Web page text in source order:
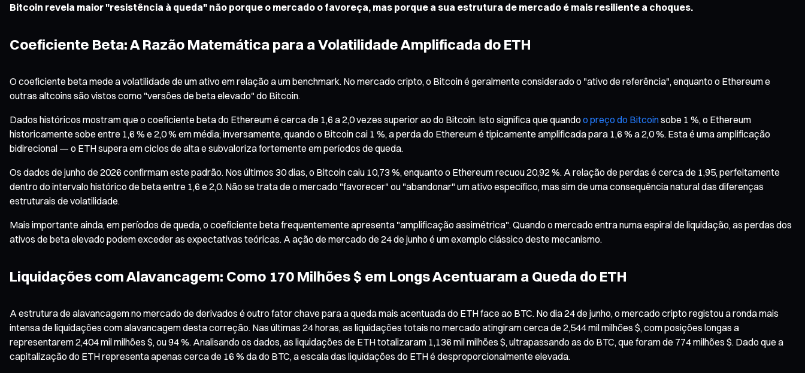
Bitcoin revela maior "resistência à queda" não porque o mercado o favoreça, mas porque a sua estrutura de mercado é mais resiliente a choques.
Coeficiente Beta: A Razão Matemática para a Volatilidade Amplificada do ETH
O coeficiente beta mede a volatilidade de um ativo em relação a um benchmark. No mercado cripto, o Bitcoin é geralmente considerado o "ativo de referência", enquanto o Ethereum e
outras altcoins são vistos como "versões de beta elevado" do Bitcoin.
Dados históricos mostram que o coeficiente beta do Ethereum é cerca de 1,6 a 2,0 vezes superior ao do Bitcoin. Isto significa que quandoo preço do Bitcoinsobe 1 %, o Ethereum
historicamente sobe entre 1,6 % e 2,0 % em média; inversamente, quando o Bitcoin cai 1 %, a perda do Ethereum é tipicamente amplificada para 1,6 % a 2,0 %. Esta é uma amplificação
bidirecional — o ETH supera em ciclos de alta e subvaloriza fortemente em períodos de queda.
Os dados de junho de 2026 confirmam este padrão. Nos últimos 30 dias, o Bitcoin caiu 10,73 %, enquanto o Ethereum recuou 20,92 %. A relação de perdas é cerca de 1,95, perfeitamente
dentro do intervalo histórico de beta entre 1,6 e 2,0. Não se trata de o mercado "favorecer" ou "abandonar" um ativo específico, mas sim de uma consequência natural das diferenças
estruturais de volatilidade.
Mais importante ainda, em períodos de queda, o coeficiente beta frequentemente apresenta "amplificação assimétrica". Quando o mercado entra numa espiral de liquidação, as perdas dos
ativos de beta elevado podem exceder as expectativas teóricas. A ação de mercado de 24 de junho é um exemplo clássico deste mecanismo.
Liquidações com Alavancagem: Como 170 Milhões $ em Longs Acentuaram a Queda do ETH
A estrutura de alavancagem no mercado de derivados é outro fator chave para a queda mais acentuada do ETH face ao BTC. No dia 24 de junho, o mercado cripto registou a ronda mais
intensa de liquidações com alavancagem desta correção. Nas últimas 24 horas, as liquidações totais no mercado atingiram cerca de 2,544 mil milhões $, com posições longas a
representarem 2,404 mil milhões $, ou 94 %. Analisando os dados, as liquidações de ETH totalizaram 1,136 mil milhões $, ultrapassando as do BTC, que foram de 774 milhões $. Dado que a
capitalização do ETH representa apenas cerca de 16 % da do BTC, a escala das liquidações do ETH é desproporcionalmente elevada.